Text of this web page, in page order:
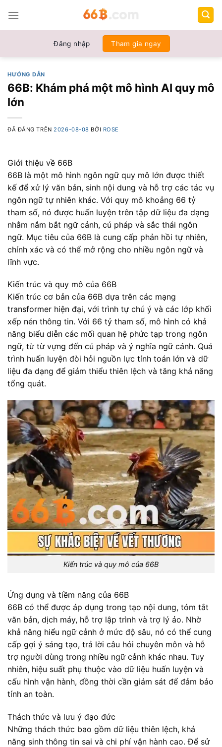
đến
nội
Đăng nhập Tham gia ngay
HƯỚNG DẪN
66B: Khám phá một mô hình AI quy mô
lớn
ĐÃ ĐĂNG TRÊN 2026-08-08 BỞI ROSE
Giới thiệu về 66B
66B là một mô hình ngôn ngữ quy mô lớn được thiết
kế để xử lý văn bản, sinh nội dung và hỗ trợ các tác vụ
ngôn ngữ tự nhiên khác. Với quy mô khoảng 66 tỷ
tham số, nó được huấn luyện trên tập dữ liệu đa dạng
nhằm nắm bắt ngữ cảnh, cú pháp và sắc thái ngôn
ngữ. Mục tiêu của 66B là cung cấp phản hồi tự nhiên,
chính xác và có thể mở rộng cho nhiều ngôn ngữ và
lĩnh vực.
Kiến trúc và quy mô của 66B
Kiến trúc cơ bản của 66B dựa trên các mạng
transformer hiện đại, với trình tự chú ý và các lớp khối
xếp nén thông tin. Với 66 tỷ tham số, mô hình có khả
năng biểu diễn các mối quan hệ phức tạp trong ngôn
ngữ, từ từ vựng đến cú pháp và ý nghĩa ngữ cảnh. Quá
trình huấn luyện đòi hỏi nguồn lực tính toán lớn và dữ
liệu đa dạng để giảm thiểu thiên lệch và tăng khả năng
tổng quát.
Kiến trúc và quy mô của 66B
Ứng dụng và tiềm năng của 66B
66B có thể được áp dụng trong tạo nội dung, tóm tắt
văn bản, dịch máy, hỗ trợ lập trình và trợ lý ảo. Nhờ
khả năng hiểu ngữ cảnh ở mức độ sâu, nó có thể cung
cấp gợi ý sáng tạo, trả lời câu hỏi chuyên môn và hỗ
trợ người dùng trong nhiều ngữ cảnh khác nhau. Tuy
nhiên, hiệu suất phụ thuộc vào dữ liệu huấn luyện và
cấu hình vận hành, đồng thời cần giám sát để đảm bảo
tính an toàn.
Thách thức và lưu ý đạo đức
Những thách thức bao gồm dữ liệu thiên lệch, khả
năng sinh thông tin sai và chi phí vận hành cao. Để sử